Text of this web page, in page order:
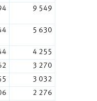
9 549
5 630
4 255
3 270
3 032
2 276